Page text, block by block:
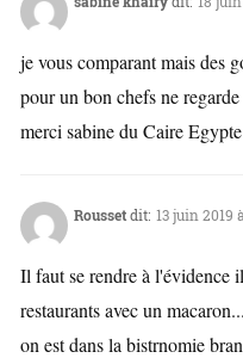
je vous comparant mais des
pour un bon chefs ne
merci sabine du Caire Egypte
Roussetdit: 13 juin 2019
Il faut se rendre à l'évidence
restaurants avec un
on est dans la bistrnomie